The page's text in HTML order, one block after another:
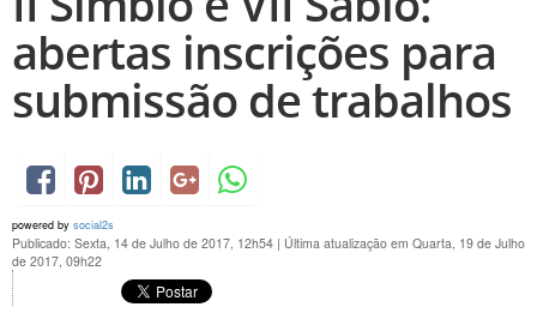
abertas inscrições para
submissão de trabalhos
powered by social2s
Publicado: Sexta, 14 de Julho de 2017, 12h54 | Última atualização em Quarta, 19 de Julho
de 2017, 09h22